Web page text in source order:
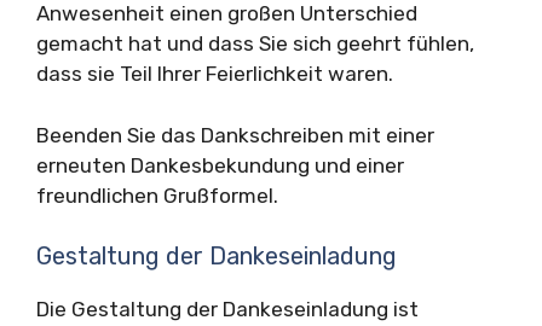
Anwesenheit einen großen Unterschied
gemacht hat und dass Sie sich geehrt fühlen,
dass sie Teil Ihrer Feierlichkeit waren.
Beenden Sie das Dankschreiben mit einer
erneuten Dankesbekundung und einer
freundlichen Grußformel.
Gestaltung der Dankeseinladung
Die Gestaltung der Dankeseinladung ist